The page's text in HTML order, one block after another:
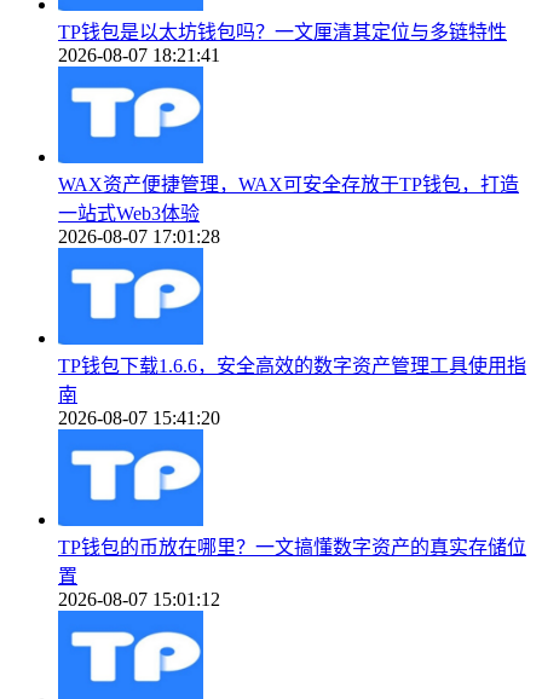
TP钱包是以太坊钱包吗？一文厘清其定位与多链特性
2026-08-07 18:21:41
WAX资产便捷管理，WAX可安全存放于TP钱包，打造
一站式Web3体验
2026-08-07 17:01:28
TP钱包下载1.6.6，安全高效的数字资产管理工具使用指
南
2026-08-07 15:41:20
TP钱包的币放在哪里？一文搞懂数字资产的真实存储位
置
2026-08-07 15:01:12